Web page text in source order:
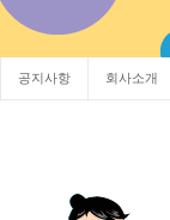
공지사항 회사소개